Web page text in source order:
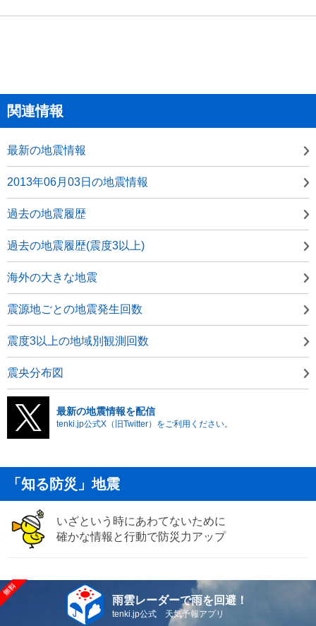
関連情報
最新の地震情報
2013年06月03日の地震情報
過去の地震履歴
過去の地震履歴(震度3以上)
海外の大きな地震
震源地ごとの地震発生回数
震度3以上の地域別観測回数
震央分布図
最新の地震情報を配信
tenki.jp公式X（旧Twitter）をご利用ください。
「知る防災」地震
いざという時にあわてないために
確かな情報と行動で防災力アップ
雨雲レーダーで雨を回避！
tenki.jp公式 天気予報アプリ